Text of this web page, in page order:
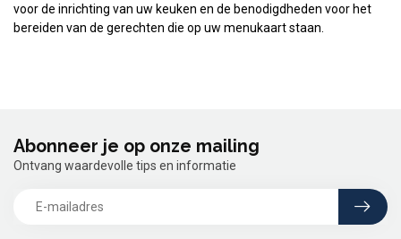
voor de inrichting van uw keuken en de benodigdheden voor het
bereiden van de gerechten die op uw menukaart staan.
Abonneer je op onze mailing
Ontvang waardevolle tips en informatie